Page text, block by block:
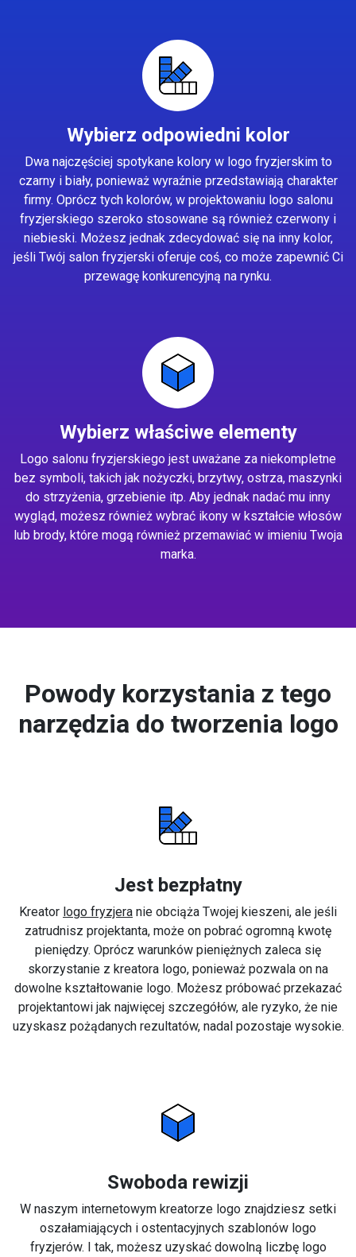
Wybierz odpowiedni kolor
Dwa najczęściej spotykane kolory w logo fryzjerskim to
czarny i biały, ponieważ wyraźnie przedstawiają charakter
firmy. Oprócz tych kolorów, w projektowaniu logo salonu
fryzjerskiego szeroko stosowane są również czerwony i
niebieski. Możesz jednak zdecydować się na inny kolor,
jeśli Twój salon fryzjerski oferuje coś, co może zapewnić Ci
przewagę konkurencyjną na rynku.
Wybierz właściwe elementy
Logo salonu fryzjerskiego jest uważane za niekompletne
bez symboli, takich jak nożyczki, brzytwy, ostrza, maszynki
do strzyżenia, grzebienie itp. Aby jednak nadać mu inny
wygląd, możesz również wybrać ikony w kształcie włosów
lub brody, które mogą również przemawiać w imieniu Twoja
marka.
Powody korzystania z tego
narzędzia do tworzenia logo
Jest bezpłatny
Kreator logo fryzjera nie obciąża Twojej kieszeni, ale jeśli
zatrudnisz projektanta, może on pobrać ogromną kwotę
pieniędzy. Oprócz warunków pieniężnych zaleca się
skorzystanie z kreatora logo, ponieważ pozwala on na
dowolne kształtowanie logo. Możesz próbować przekazać
projektantowi jak najwięcej szczegółów, ale ryzyko, że nie
uzyskasz pożądanych rezultatów, nadal pozostaje wysokie.
Swoboda rewizji
W naszym internetowym kreatorze logo znajdziesz setki
oszałamiających i ostentacyjnych szablonów logo
fryzjerów. I tak, możesz uzyskać dowolną liczbę logo